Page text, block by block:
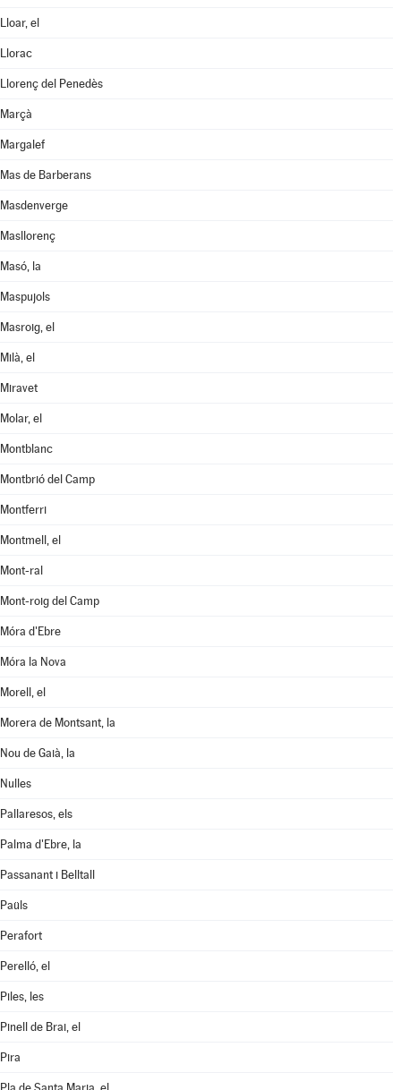
Lloar, el
Llorac
Llorenç del Penedès
Marçà
Margalef
Mas de Barberans
Masdenverge
Masllorenç
Masó, la
Maspujols
Masroig, el
Milà, el
Miravet
Molar, el
Montblanc
Montbrió del Camp
Montferri
Montmell, el
Mont-ral
Mont-roig del Camp
Móra d'Ebre
Móra la Nova
Morell, el
Morera de Montsant, la
Nou de Gaià, la
Nulles
Pallaresos, els
Palma d'Ebre, la
Passanant i Belltall
Paüls
Perafort
Perelló, el
Piles, les
Pinell de Brai, el
Pira